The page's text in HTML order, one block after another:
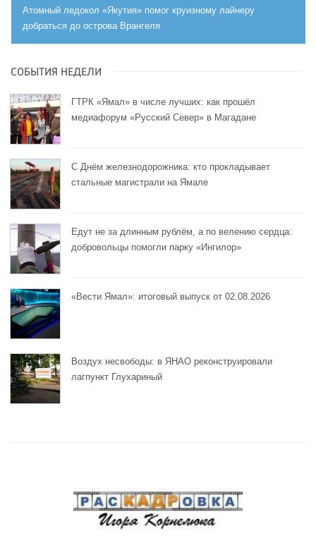
Атомный ледокол «Якутия» помог круизному лайнеру
добраться до острова Врангеля
СОБЫТИЯ НЕДЕЛИ
ГТРК «Ямал» в числе лучших: как прошёл
медиафорум «Русский Север» в Магадане
С Днём железнодорожника: кто прокладывает
стальные магистрали на Ямале
Едут не за длинным рублём, а по велению сердца:
добровольцы помогли парку «Ингилор»
«Вести Ямал»: итоговый выпуск от 02.08.2026
Воздух несвободы: в ЯНАО реконструировали
лагпункт Глухариный